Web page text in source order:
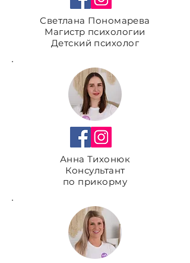
Светлана Пономарева
Магистр психологии
Детский психолог
Анна Тихонюк
Консультант
по прикорму